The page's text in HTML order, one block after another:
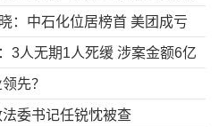
：中石化位居榜首 美团成亏
3人无期1人死缓 涉案金额6亿
先？
委书记任锐忱被查